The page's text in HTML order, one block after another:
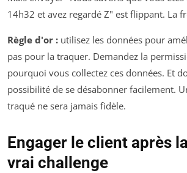
14h32 et avez regardé Z" est flippant. La
Règle d'or : utilisez les données pour
pas pour la traquer. Demandez la
pourquoi vous collectez ces données. Et
possibilité de se désabonner facilement.
traqué ne sera jamais fidèle.
Engager le client après
vrai challenge